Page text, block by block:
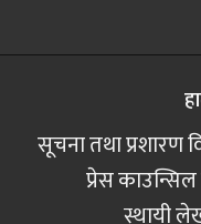
सूचना तथा प्रशारण
प्रेस
स्थायी